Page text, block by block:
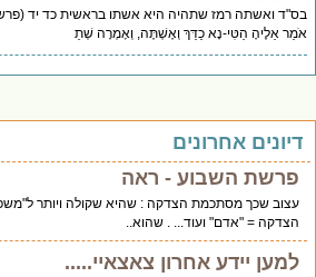
ואשתה רמז שתהיה היא אשתו בראשית כד יד (פרשת
אֵלֶיהָ הַטִּי-נָא כַדֵּךְ וְאֶשְׁתֶּה, וְאָמְרָה שְׁתֵ
אחרונים
פרשת השבוע - ראה
עצוב שכך מסתכמת הצדקה : שהיא שקולה ויותר
הצדקה = "אדם" ועוד... . שהוא..
למען יידע אחרון צאצאיי.....